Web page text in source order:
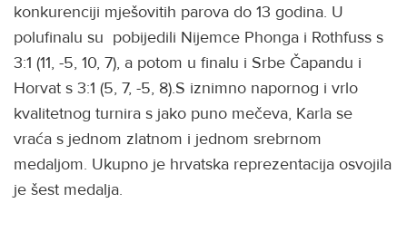
konkurenciji mješovitih parova do 13 godina. U
polufinalu su pobijedili Nijemce Phonga i Rothfuss s
3:1 (11, -5, 10, 7), a potom u finalu i Srbe Čapandu i
Horvat s 3:1 (5, 7, -5, 8).S iznimno napornog i vrlo
kvalitetnog turnira s jako puno mečeva, Karla se
vraća s jednom zlatnom i jednom srebrnom
medaljom. Ukupno je hrvatska reprezentacija osvojila
je šest medalja.